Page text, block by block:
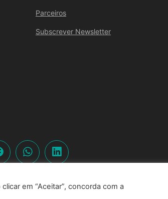
Parceiros
Subscrever Newsletter
Santana Digital & Design Studio
em “Aceitar”, concorda com a